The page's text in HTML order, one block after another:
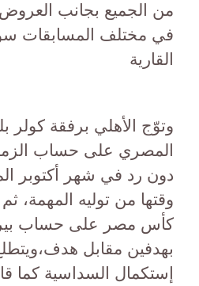
من الجميع بجانب
في مختلف المسابقات
القارية
وتوّج الأهلي برفقة كولر
المصري على حساب
دون رد في شهر أكتوبر
وقتها من توليه المهمة،
كأس مصر على حساب
بهدفين مقابل
إستكمال السداسية كما